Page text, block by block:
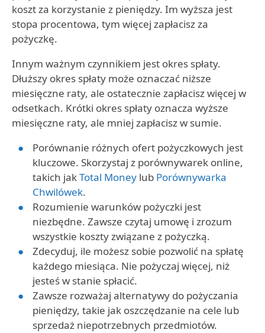
koszt za korzystanie z pieniędzy. Im wyższa jest
stopa procentowa, tym więcej zapłacisz za
pożyczkę.
Innym ważnym czynnikiem jest okres spłaty.
Dłuższy okres spłaty może oznaczać niższe
miesięczne raty, ale ostatecznie zapłacisz więcej w
odsetkach. Krótki okres spłaty oznacza wyższe
miesięczne raty, ale mniej zapłacisz w sumie.
Porównanie różnych ofert pożyczkowych jest
kluczowe. Skorzystaj z porównywarek online,
takich jakTotal Money lub Porównywarka
Chwilówek.
Rozumienie warunków pożyczki jest
niezbędne. Zawsze czytaj umowę i zrozum
wszystkie koszty związane z pożyczką.
Zdecyduj, ile możesz sobie pozwolić na spłatę
każdego miesiąca. Nie pożyczaj więcej, niż
jesteś w stanie spłacić.
Zawsze rozważaj alternatywy do pożyczania
pieniędzy, takie jak oszczędzanie na cele lub
sprzedaż niepotrzebnych przedmiotów.